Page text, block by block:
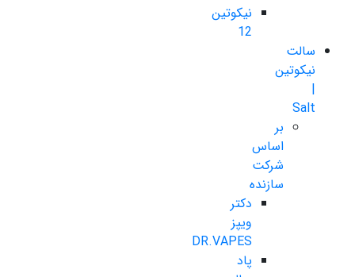
نیکوتین
12
سالت
نیکوتین
|
Salt
بر
اساس
شرکت
سازنده
دکتر
ویپز
DR.VAPES
پاد